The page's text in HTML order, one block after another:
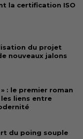
la certification ISO
du projet
nouveaux jalons
: le premier roman
les liens entre
du poing souple